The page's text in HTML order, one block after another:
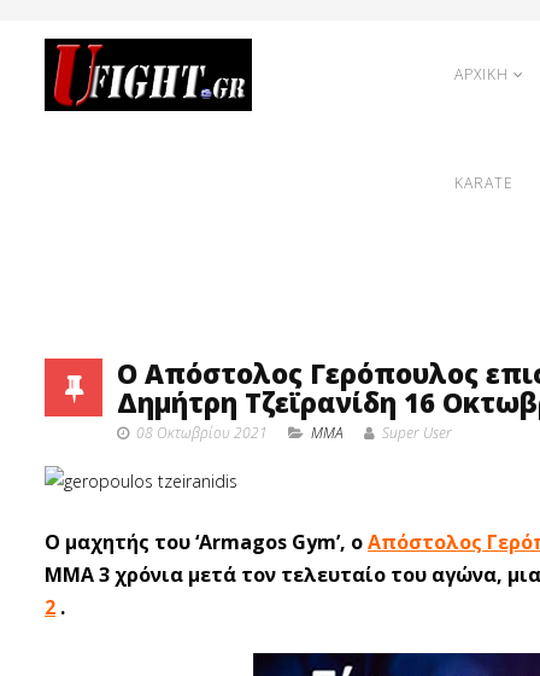
ΑΡΧΙΚΗ
KARATE
Ο Απόστολος Γερόπουλος
Δημήτρη Τζεϊρανίδη 16
08 Οκτωβρίου 2021 MMA Super User
Ο μαχητής του ‘Armagos Gym’, οΑπόστολος
ΜΜΑ 3 χρόνια μετά τον τελευταίο του αγώνα,
2 .